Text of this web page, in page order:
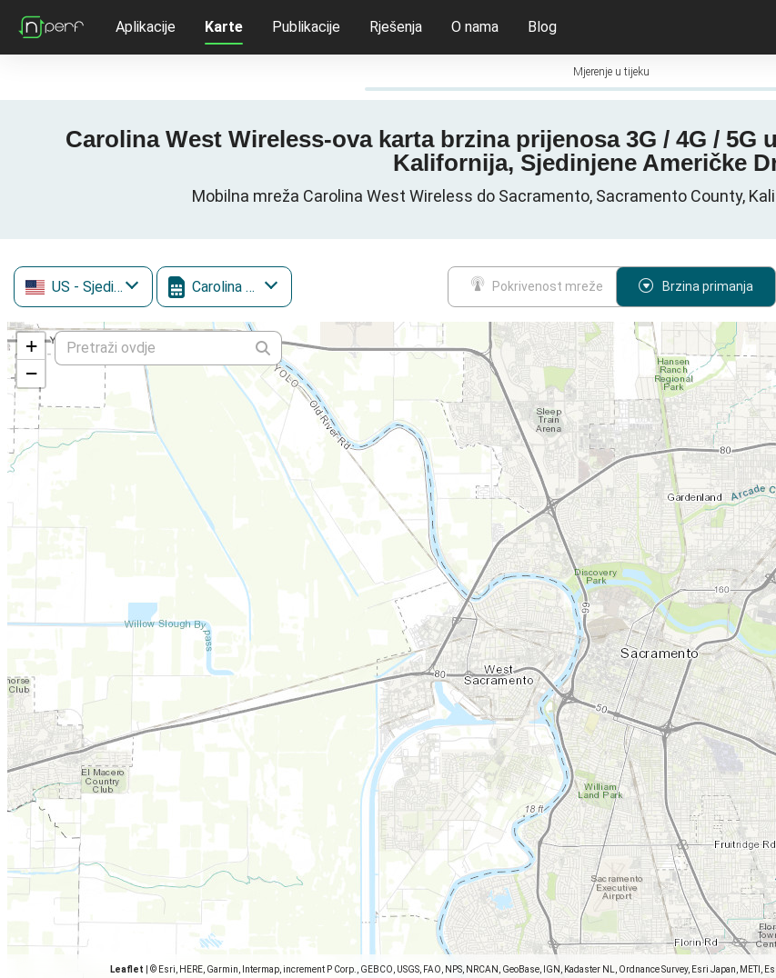
Aplikacije Karte Publikacije Rješenja O nama Blog
Mjerenje u tijeku
Carolina West Wireless-ova karta brzina prijenosa 3G / 4G / 5G
Kalifornija, Sjedinjene Američke
Mobilna mreža Carolina West Wireless do Sacramento, Sacramento County,
US - Sjedinjene Američke Države Carolina West Wireless Pokrivenost mreže Brzina primanja
+
−
Leaflet © Esri, HERE, Garmin, Intermap, increment P Corp., GEBCO, USGS, FAO, NPS, NRCAN, GeoBase, IGN, Kadaster NL, Ordnance Survey, Esri Japan,